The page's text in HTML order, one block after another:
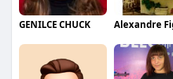
GENILCE CHUCK